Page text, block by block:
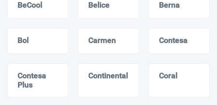
BeCool Belice Berna
Bol Carmen Contesa
Contesa
Plus
Continental Coral